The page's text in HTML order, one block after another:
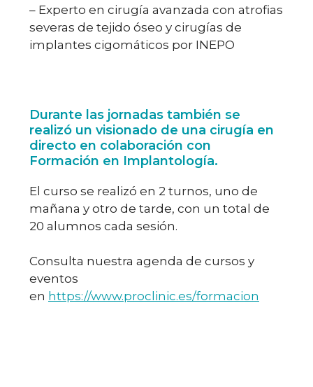
– Experto en cirugía avanzada con atrofias
severas de tejido óseo y cirugías de
implantes cigomáticos por INEPO
Durante las jornadas también se
realizó un visionado de una cirugía en
directo en colaboración con
Formación en Implantología.
El curso se realizó en 2 turnos, uno de
mañana y otro de tarde, con un total de
20 alumnos cada sesión.
Consulta nuestra agenda de cursos y
eventos
en https://www.proclinic.es/formacion